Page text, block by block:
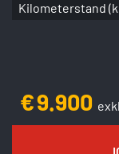
€9.900
Kilometerstand